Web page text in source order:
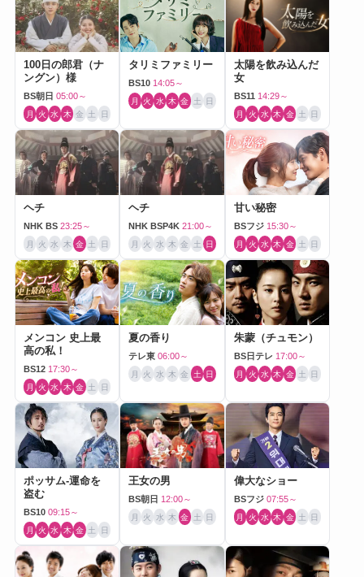
100日の郎君（ナ
ングン）様
BS朝日 05:00～
月 火 水 木 金 土 日
タリミファミリー
BS10 14:05～
月 火 水 木 金 土 日
太陽を飲み込んだ
女
BS11 14:29～
月 火 水 木 金 土 日
ヘチ
NHK BS 23:25～
月 火 水 木 金 土 日
ヘチ
NHK BSP4K 21:00～
月 火 水 木 金 土 日
甘い秘密
BSフジ 15:30～
月 火 水 木 金 土 日
メンコン 史上最
高の私！
BS12 17:30～
月 火 水 木 金 土 日
夏の香り
テレ東 06:00～
月 火 水 木 金 土 日
朱蒙（チュモン）
BS日テレ 17:00～
月 火 水 木 金 土 日
ポッサム-運命を
盗む
BS10 09:15～
月 火 水 木 金 土 日
王女の男
BS朝日 12:00～
月 火 水 木 金 土 日
偉大なショー
BSフジ 07:55～
月 火 水 木 金 土 日